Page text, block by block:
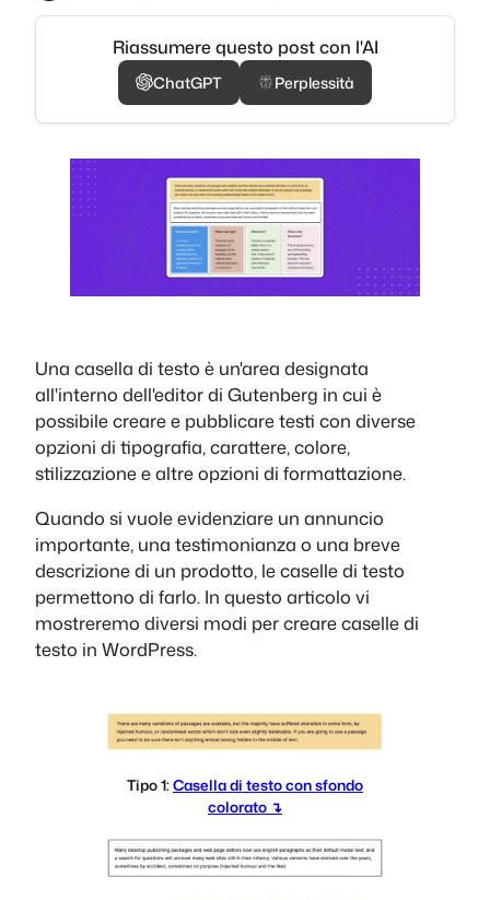
Riassumere questo post con l'AI
ChatGPT Perplessità
Una casella di testo è un'area designata
all'interno dell'editor di Gutenberg in cui è
possibile creare e pubblicare testi con diverse
opzioni di tipografia, carattere, colore,
stilizzazione e altre opzioni di formattazione.
Quando si vuole evidenziare un annuncio
importante, una testimonianza o una breve
descrizione di un prodotto, le caselle di testo
permettono di farlo. In questo articolo vi
mostreremo diversi modi per creare caselle di
testo in WordPress.
Tipo 1:Casella di testo con sfondo
colorato ↴